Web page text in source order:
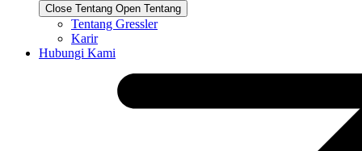
Close Tentang Open Tentang
Tentang Gressler
Karir
Hubungi Kami